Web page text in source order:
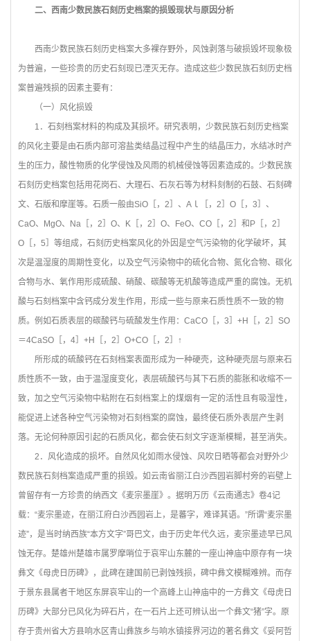
二、西南少数民族石刻历史档案的损毁现状与原因分析
西南少数民族石刻历史档案大多裸存野外，风蚀剥落与破损毁坏现象极
为普遍，一些珍贵的历史石刻现已湮灭无存。造成这些少数民族石刻历史档
案普遍残损的因素主要有：
（一）风化损毁
1 ．石刻档案材料的构成及其损坏。研究表明，少数民族石刻历史档案
的风化主要是由石质内部可溶盐类结晶过程中产生的结晶压力，水结冰时产
生的压力，酸性物质的化学侵蚀及风雨的机械侵蚀等因素造成的。少数民族
石刻历史档案包括用花岗石、大理石、石灰石等为材料刻制的石鼓、石刻碑
文、石版和摩崖等。石质一般由SiO［，2］、Aｌ［，2］O［，3］、
CaO、MgO、Na［，2］O、K［，2］O、FeO、CO［，2］和P［，2］
O［，5］等组成，石刻历史档案风化的外因是空气污染物的化学破坏，其
次是温湿度的周期性变化，以及空气污染物中的硫化合物、氮化合物、碳化
合物与水、氧作用形成硫酸、硝酸、碳酸等无机酸等造成严重的腐蚀。无机
酸与石刻档案中含钙成分发生作用，形成一些与原来石质性质不一致的物
质。例如石质表层的碳酸钙与硫酸发生作用：CaCO［，3］+H［，2］SO
＝4CaSO［，4］+H［，2］O+CO［，2］↑
所形成的硫酸钙在石刻档案表面形成为一种硬壳，这种硬壳层与原来石
质性质不一致，由于温湿度变化，表层硫酸钙与其下石质的膨胀和收缩不一
致，加之空气污染物中粘附在石刻档案上的煤烟有一定的活性且有吸湿性，
能促进上述各种空气污染物对石刻档案的腐蚀，最终使石质外表层产生剥
落。无论何种原因引起的石质风化，都会使石刻文字逐渐模糊，甚至消失。
2 ．风化造成的损坏。自然风化如雨水侵蚀、风吹日晒等都会对野外少
数民族石刻档案造成严重的损毁。如云南省丽江白沙西园岩脚村旁的岩壁上
曾留存有一方珍贵的纳西文《麦宗墨崖》。据明万历《云南通志》卷4记
载：“麦宗墨迹，在丽江府白沙西园岩上，是蕃字，难译其语。”所谓“麦宗墨
迹”，是当时纳西族“本方文字”哥巴文，由于历史年代久远，麦宗墨迹早已风
蚀无存。楚雄州楚雄市属罗摩哨位于哀牢山东麓的一座山神庙中原存有一块
彝文《母虎日历碑》，此碑在建国前已剥蚀残损，碑中彝文模糊难辨。而存
于景东县属者干地区东屏哀牢山的一个高峰上山神庙中的一方彝文《母虎日
历碑》大部分已风化为碎石片，在一石片上还可辨认出一个彝文“猪”字。原
存于贵州省大方县响水区青山彝族乡与响水镇接界河边的著名彝文《妥阿哲